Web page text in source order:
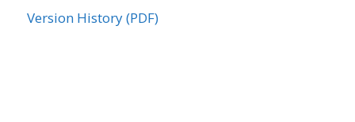
Version History (PDF)